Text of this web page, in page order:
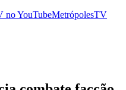
noYouTubeMetrópolesTV